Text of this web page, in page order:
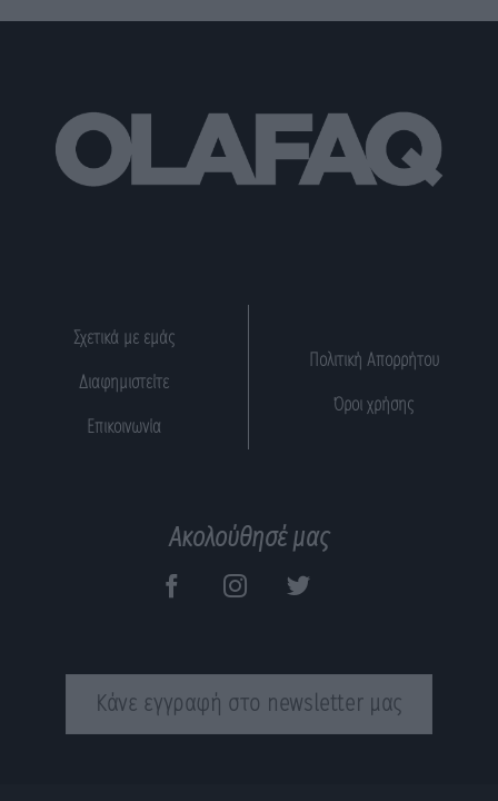
Σχετικά με εμάς
Διαφημιστείτε
Επικοινωνία
Πολιτική Απορρήτου
Όροι χρήσης
Ακολούθησέ μας
Κάνε εγγραφή στο newsletter μας